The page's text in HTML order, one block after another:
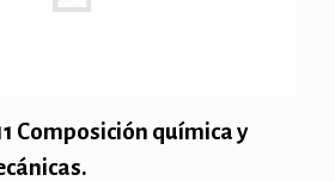
Composición química y